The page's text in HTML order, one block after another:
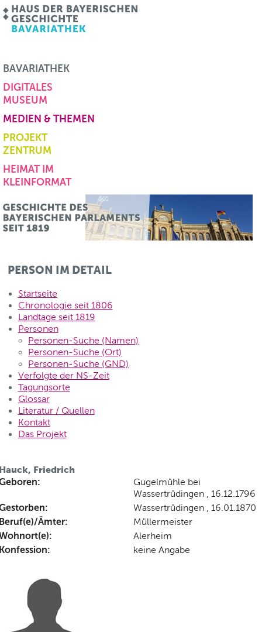
BAVARIATHEK
DIGITALES
MUSEUM
MEDIEN & THEMEN
PROJEKT
ZENTRUM
HEIMAT IM
KLEINFORMAT
PERSON IM DETAIL
Startseite
Chronologie seit 1806
Landtage seit 1819
Personen
Personen-Suche (Namen)
Personen-Suche (Ort)
Personen-Suche (GND)
Verfolgte der NS-Zeit
Tagungsorte
Glossar
Literatur / Quellen
Kontakt
Das Projekt
Friedrich
Gugelmühle bei
Wassertrüdingen , 16.12.1796
Wassertrüdingen , 16.01.1870
Ämter: Müllermeister
Alerheim
keine Angabe